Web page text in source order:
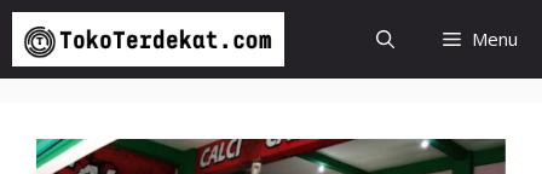
Langsung
isi
Menu